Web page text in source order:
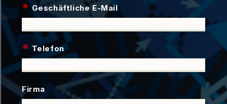
* Geschäftliche E-Mail
* Telefon
Firma